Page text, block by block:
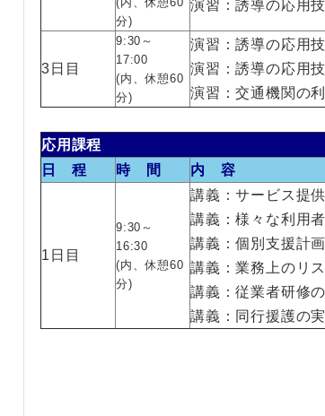
分)
演習：誘導の応用
3日目
9:30～
17:00
(内、休憩60
分)
演習：誘導の応用
演習：誘導の応用
演習：交通機関の
応用課程
日 程
時 間 内 容
1日目
9:30～
16:30
(内、休憩60
分)
講義：サービス提
講義：様々な利用
講義：個別支援計
講義：業務上のリ
講義：従業者研修
講義：同行援護の